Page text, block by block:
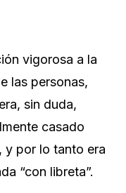
vigorosa a la
las personas,
sin duda,
casado
y por lo tanto era
“con libreta”.